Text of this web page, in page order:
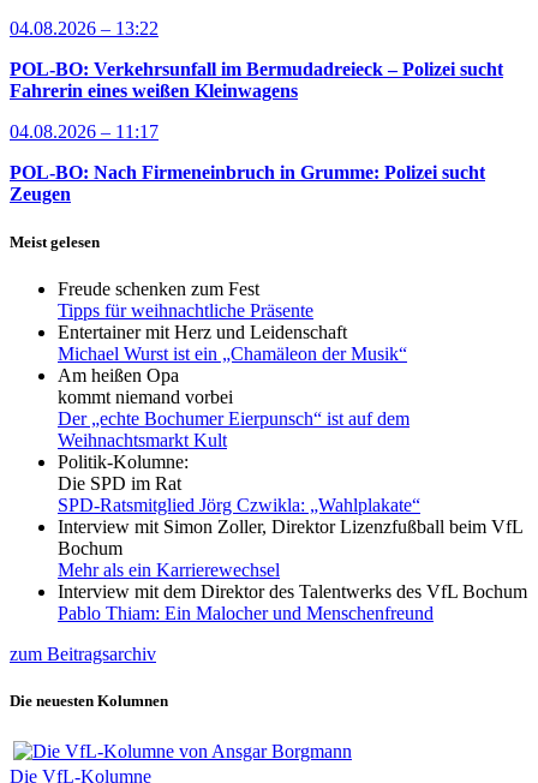
04.08.2026 – 13:22
POL-BO: Verkehrsunfall im Bermudadreieck – Polizei sucht
Fahrerin eines weißen Kleinwagens
04.08.2026 – 11:17
POL-BO: Nach Firmeneinbruch in Grumme: Polizei sucht
Zeugen
Meist gelesen
Freude schenken zum Fest
Tipps für weihnachtliche Präsente
Entertainer mit Herz und Leidenschaft
Michael Wurst ist ein „Chamäleon der Musik“
Am heißen Opa
kommt niemand vorbei
Der „echte Bochumer Eierpunsch“ ist auf dem
Weihnachtsmarkt Kult
Politik-Kolumne:
Die SPD im Rat
SPD-Ratsmitglied Jörg Czwikla: „Wahlplakate“
Interview mit Simon Zoller, Direktor Lizenzfußball beim VfL
Bochum
Mehr als ein Karrierewechsel
Interview mit dem Direktor des Talentwerks des VfL Bochum
Pablo Thiam: Ein Malocher und Menschenfreund
zum Beitragsarchiv
Die neuesten Kolumnen
Die VfL-Kolumne